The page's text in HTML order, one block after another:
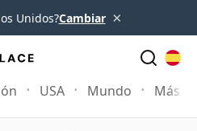
Unidos?Cambiar ×
USA Mundo Más